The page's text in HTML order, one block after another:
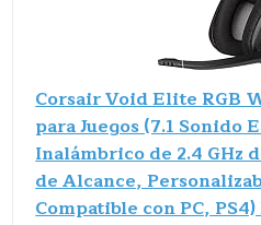
Corsair Void Elite RGB
para Juegos (7.1 Sonido
Inalámbrico de 2.4 GHz
de Alcance,
Compatible con PC,